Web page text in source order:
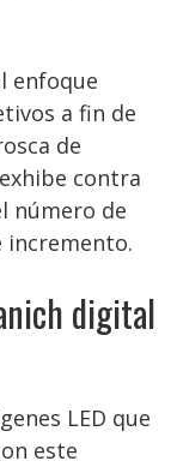
enfoque
a fin de
de
contra
número de
incremento.
digital
LED que
este